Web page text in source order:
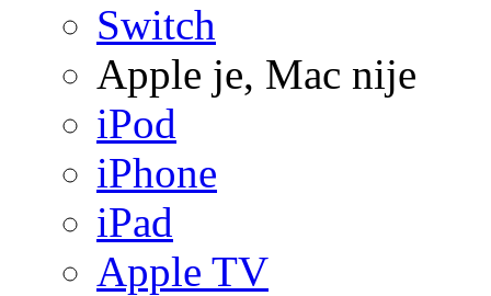
Switch
Apple je, Mac nije
iPod
iPhone
iPad
Apple TV